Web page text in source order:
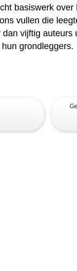
basiswerk
vullen die
vijftig
grondleggers.